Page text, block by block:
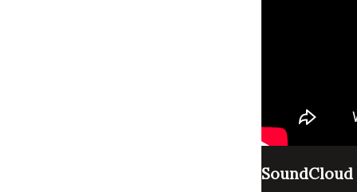
SoundCloud